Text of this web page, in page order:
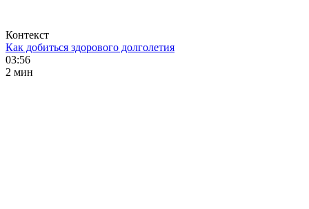
Контекст
Как добиться здорового долголетия
03:56
2 мин